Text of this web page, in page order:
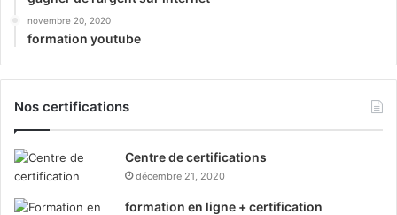
novembre 20, 2020
formation youtube
Nos certifications
Centre de certifications
décembre 21, 2020
formation en ligne + certification